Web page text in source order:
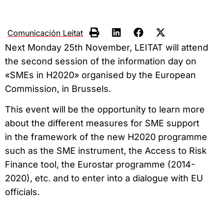
Comunicación Leitat
Next Monday 25th November, LEITAT will attend
the second session of the information day on
«SMEs in H2020» organised by the European
Commission, in Brussels.
This event will be the opportunity to learn more
about the different measures for SME support
in the framework of the new H2020 programme
such as the SME instrument, the Access to Risk
Finance tool, the Eurostar programme (2014-
2020), etc. and to enter into a dialogue with EU
officials.